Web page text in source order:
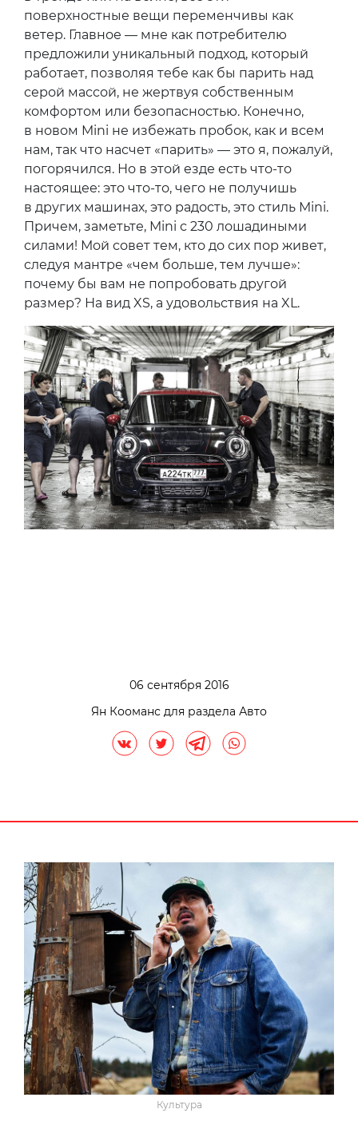
поверхностные вещи переменчивы как
ветер. Главное — мне как потребителю
предложили уникальный подход, который
работает, позволяя тебе как бы парить над
серой массой, не жертвуя собственным
комфортом или безопасностью. Конечно,
в новом Mini не избежать пробок, как и всем
нам, так что насчет «парить» — это я, пожалуй,
погорячился. Но в этой езде есть что-то
настоящее: это что-то, чего не получишь
в других машинах, это радость, это стиль Mini.
Причем, заметьте, Mini с 230 лошадиными
силами! Мой совет тем, кто до сих пор живет,
следуя мантре «чем больше, тем лучше»:
почему бы вам не попробовать другой
размер? На вид XS, а удовольствия на XL.
06 сентября 2016
Ян Кооманс для раздела Авто
Культура